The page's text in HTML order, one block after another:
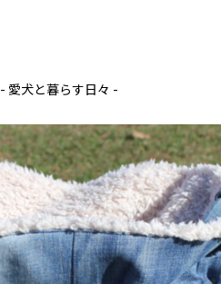
- 愛犬と暮らす日々 -